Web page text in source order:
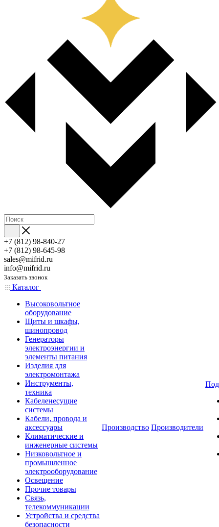
+7 (812) 98-840-27
+7 (812) 98-645-98
sales@mifrid.ru
info@mifrid.ru
Заказать звонок
Каталог
Высоковольтное
оборудование
Щиты и шкафы,
шинопровод
Генераторы
электроэнергии и
элементы питания
Изделия для
электромонтажа
Инструменты,
техника
Кабеленесущие
системы
Кабели, провода и
аксессуары
Климатические и
инженерные системы
Низковольтное и
промышленное
электрооборудование
Освещение
Прочие товары
Связь,
телекоммуникации
Устройства и средства
безопасности
Производство Производители